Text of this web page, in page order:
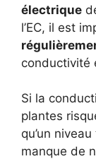
électrique
l’EC, il est
conductivité
Si la
plantes
qu’un
manque de